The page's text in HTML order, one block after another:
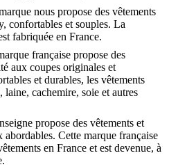
nous propose des vêtements
confortables et souples. La
fabriquée en France.
française propose des
aux coupes originales et
et durables, les vêtements
laine, cachemire, soie et autres
propose des vêtements et
abordables. Cette marque française
en France et est devenue, à